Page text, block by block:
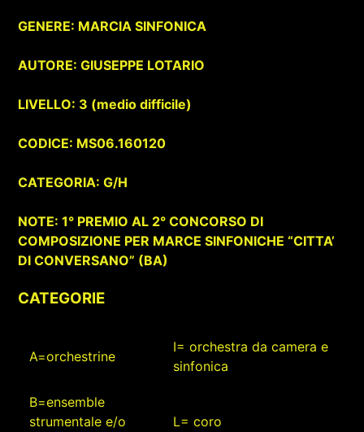
GENERE: MARCIA SINFONICA
AUTORE: GIUSEPPE LOTARIO
LIVELLO: 3 (medio difficile)
CODICE: MS06.160120
CATEGORIA: G/H
NOTE: 1° PREMIO AL 2° CONCORSO DI
COMPOSIZIONE PER MARCE SINFONICHE “CITTA’
DI CONVERSANO” (BA)
CATEGORIE
A=orchestrine
I= orchestra da camera e
sinfonica
B=ensemble
strumentale e/o
L= coro